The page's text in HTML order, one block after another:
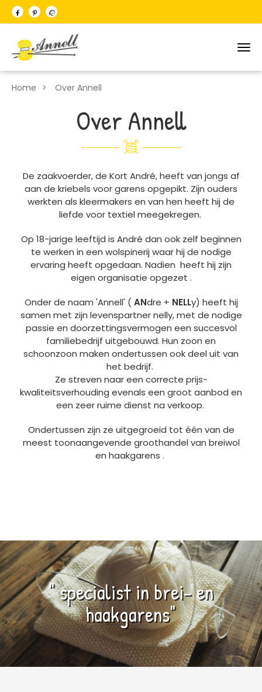
Home Over Annell
Over Annell
De zaakvoerder, de Kort André, heeft van jongs af
aan de kriebels voor garens opgepikt. Zijn ouders
werkten als kleermakers en van hen heeft hij de
liefde voor textiel meegekregen.
Op 18-jarige leeftijd is André dan ook zelf beginnen
te werken in een wolspinerij waar hij de nodige
ervaring heeft opgedaan. Nadien heeft hij zijn
eigen organisatie opgezet .
Onder de naam 'Annell' (ANdre + NELLy) heeft hij
samen met zijn levenspartner nelly, met de nodige
passie en doorzettingsvermogen een succesvol
familiebedrijf uitgebouwd. Hun zoon en
schoonzoon maken ondertussen ook deel uit van
het bedrijf.
Ze streven naar een correcte prijs-
kwaliteitsverhouding evenals een groot aanbod en
een zeer ruime dienst na verkoop.
Ondertussen zijn ze uitgegroeid tot één van de
meest toonaangevende groothandel van breiwol
en haakgarens .
" specialist in brei- en
haakgarens"